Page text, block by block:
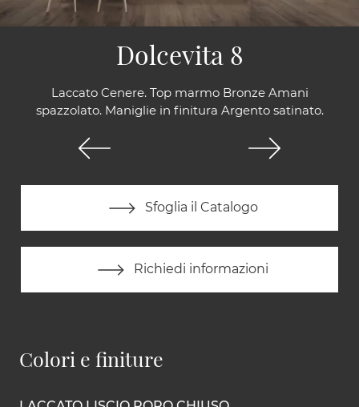
Laccato Cenere. Top marmo Bronze Amani
spazzolato. Maniglie in finitura Argento satinato.
Sfoglia il Catalogo
Richiedi informazioni
Dolcevita 8
Colori e finiture